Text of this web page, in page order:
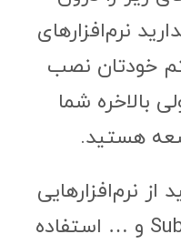
نرم‌افزارهای
خودتان نصب
بالاخره شما
هستید.
از نرم‌افزارهایی
مانند Sublimetext، VScode و … استفاده